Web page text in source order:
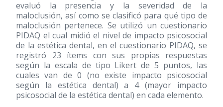
evaluó la presencia y la severidad de la
maloclusión, así como se clasificó para qué tipo de
maloclusión pertenece. Se utilizó un cuestionario
PIDAQ el cual midió el nivel de impacto psicosocial
de la estética dental, en el cuestionario PIDAQ, se
registró 23 ítems con sus propias respuestas
según la escala de tipo Likert de 5 puntos, las
cuales van de 0 (no existe impacto psicosocial
según la estética dental) a 4 (mayor impacto
psicosocial de la estética dental) en cada elemento.